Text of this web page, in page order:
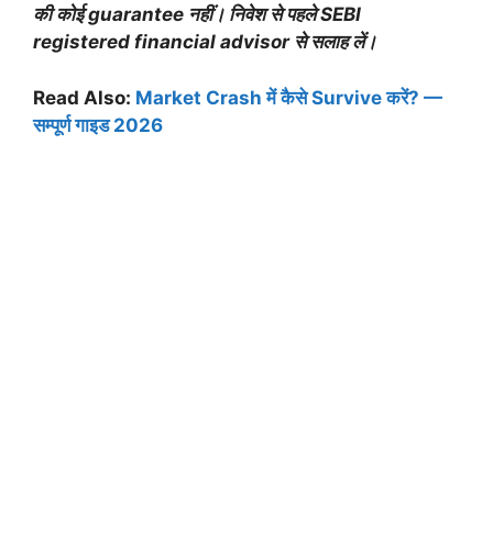
की कोई guarantee नहीं। निवेश से पहले SEBI
registered financial advisor से सलाह लें।
Read Also: Market Crash में कैसे Survive करें? —
सम्पूर्ण गाइड 2026